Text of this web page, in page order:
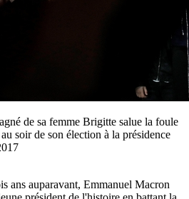
de sa femme Brigitte salue la foule
soir de son élection à la présidence
ans auparavant, Emmanuel Macron